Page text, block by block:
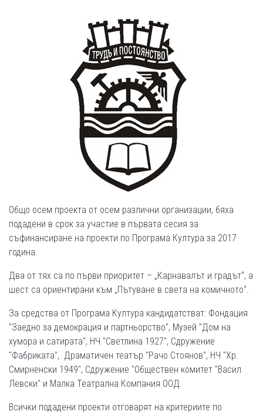
Общо осем проекта от осем различни организации, бяха
подадени в срок за участие в първата сесия за
съфинансиране на проекти по Програма Култура за 2017
година.
Два от тях са по първи приоритет – „Карнавалът и градът“, а
шест са ориентирани към „Пътуване в света на комичното“.
За средства от Програма Култура кандидатстват: Фондация
"Заедно за демокрация и партньорство", Музей "Дом на
хумора и сатирата", НЧ "Светлина 1927", Сдружение
"Фабриката", Драматичен театър "Рачо Стоянов", НЧ "Хр.
Смирненски 1949", Сдружение "Обществен комитет "Васил
Левски" и Малка Театрална Компания ООД.
Всички подадени проекти отговарят на критериите по